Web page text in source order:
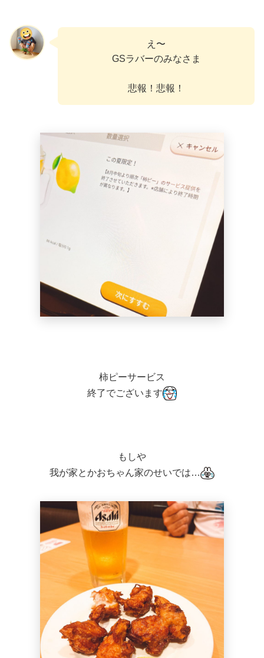
え〜
GSラバーのみなさま
悲報！悲報！
柿ピーサービス
終了でございます
もしや
我が家とかおちゃん家のせいでは…